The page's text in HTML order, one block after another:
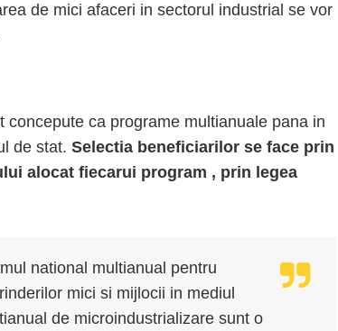
de mici afaceri in sectorul industrial se vor
ca programe multianuale pana in
de stat. Selectia beneficiarilor se face prin
alocat fiecarui program , prin legea
national multianual pentru
mici si mijlocii in mediul
de microindustrializare sunt o